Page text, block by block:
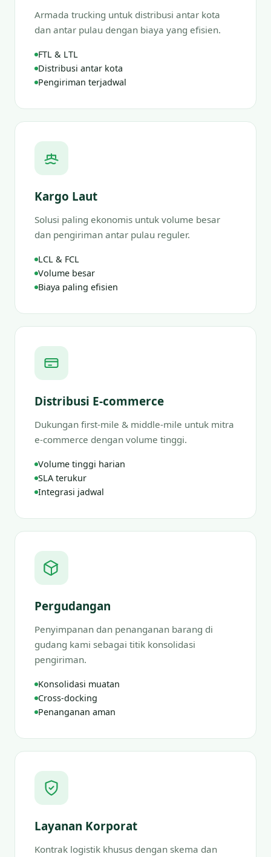
Armada trucking untuk distribusi antar kota
dan antar pulau dengan biaya yang efisien.
FTL & LTL
Distribusi antar kota
Pengiriman terjadwal
Kargo Laut
Solusi paling ekonomis untuk volume besar
dan pengiriman antar pulau reguler.
LCL & FCL
Volume besar
Biaya paling efisien
Distribusi E-commerce
Dukungan first-mile & middle-mile untuk mitra
e-commerce dengan volume tinggi.
Volume tinggi harian
SLA terukur
Integrasi jadwal
Pergudangan
Penyimpanan dan penanganan barang di
gudang kami sebagai titik konsolidasi
pengiriman.
Konsolidasi muatan
Cross-docking
Penanganan aman
Layanan Korporat
Kontrak logistik khusus dengan skema dan